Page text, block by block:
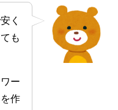
く
も
ー
作